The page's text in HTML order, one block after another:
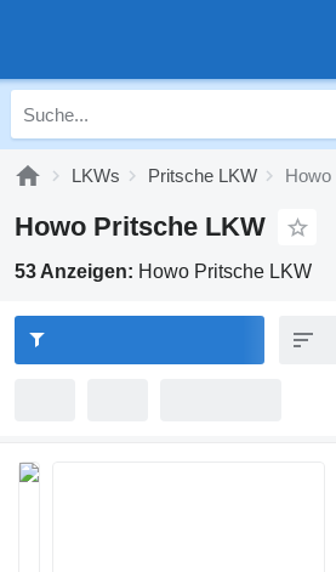
LKWs Pritsche LKW
Howo Pritsche LKW
53 Anzeigen: Howo Pritsche LKW